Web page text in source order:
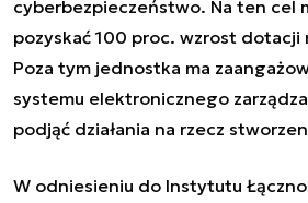
cyberbezpieczeństwo. Na ten cel
pozyskać 100 proc. wzrost dotacji
Poza tym jednostka ma
systemu elektronicznego
podjąć działania na rzecz
W odniesieniu do Instytutu